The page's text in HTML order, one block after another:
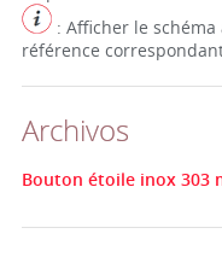
: Afficher le schéma
référence
Archivos
Bouton étoile inox 303